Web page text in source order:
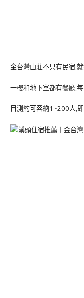
金台灣山莊不只有民宿,
一樓和地下室都有餐廳,
目測約可容納1~200人,